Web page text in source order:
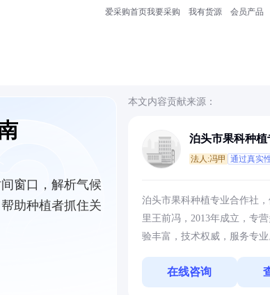
爱采购首页我要采购 我有货源 会员产品
窗口，解析气候
助种植者抓住关
本文内容贡献来源：
泊头市果科种
法人:冯甲 通过真实
泊头市果科种植专业合作社
里王前冯，2013年成立，专
验丰富，技术权威，服务专业
在线咨询